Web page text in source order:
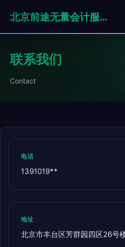
北京前途无量会计服务有限公司
联系我们
Contact
电话
1391019**
地址
北京市丰台区芳群园四区26号